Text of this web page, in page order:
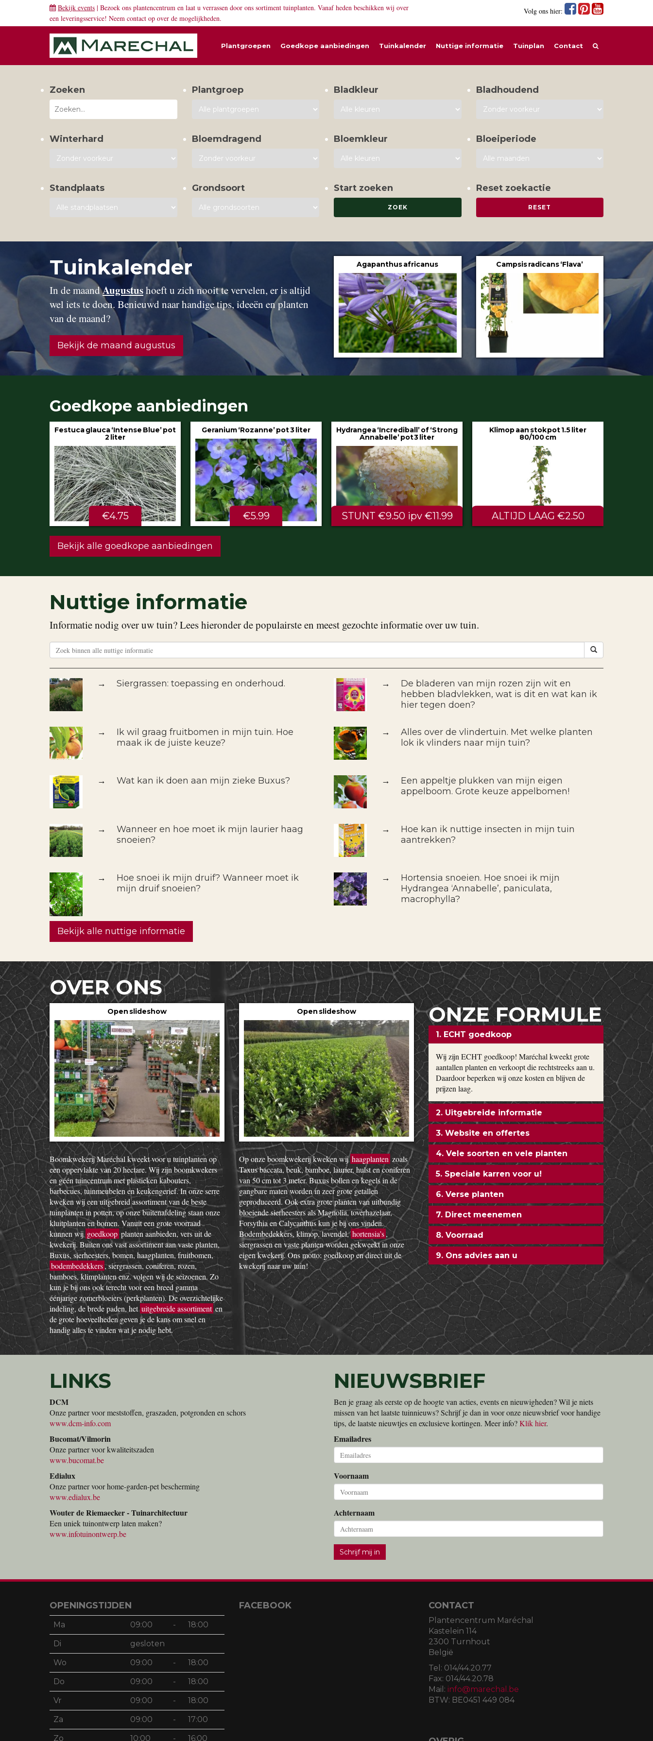
Bekijk events | Bezoek ons plantencentrum en laat u verrassen door ons sortiment tuinplanten. Vanaf heden beschikken wij over
een leveringsservice! Neem contact op over de mogelijkheden.
Volg ons hier:
Plantgroepen Goedkope aanbiedingen Tuinkalender Nuttige informatie Tuinplan Contact
Zoeken Plantgroep Bladkleur Bladhoudend
Winterhard Bloemdragend Bloemkleur Bloeiperiode
Standplaats Grondsoort Start zoeken Reset zoekactie
Tuinkalender
In de maandAugustushoeft u zich nooit te vervelen, er is altijd
wel iets te doen. Benieuwd naar handige tips, ideeën en planten
van de maand?
Bekijk de maand augustus
Agapanthus africanus Campsis radicans ‘Flava’
Goedkope aanbiedingen
Geranium ‘Rozanne’ pot 3 liter
€5.99
Hydrangea ‘Incrediball’ of ‘Strong
Annabelle’ pot 3 liter
STUNT €9.50 ipv €11.99
Klimop aan stok pot 1.5 liter
80/100 cm
ALTIJD LAAG €2.50
Hedera helix ‘Hibernica’ pot 9 cm
€0.60
Bekijk alle goedkope aanbiedingen
Nuttige informatie
Informatie nodig over uw tuin? Lees hieronder de populairste en meest gezochte informatie over uw tuin.
→ Siergrassen: toepassing en onderhoud. →
De bladeren van mijn rozen zijn wit en
hebben bladvlekken, wat is dit en wat kan ik
hier tegen doen?
→
Ik wil graag fruitbomen in mijn tuin. Hoe
maak ik de juiste keuze?
→
Alles over de vlindertuin. Met welke planten
lok ik vlinders naar mijn tuin?
→ Wat kan ik doen aan mijn zieke Buxus? →
Een appeltje plukken van mijn eigen
appelboom. Grote keuze appelbomen!
→
Wanneer en hoe moet ik mijn laurier haag
snoeien?
→
Hoe kan ik nuttige insecten in mijn tuin
aantrekken?
→
Hoe snoei ik mijn druif? Wanneer moet ik
mijn druif snoeien?
→
Hortensia snoeien. Hoe snoei ik mijn
Hydrangea ‘Annabelle’, paniculata,
macrophylla?
Bekijk alle nuttige informatie
OVER ONS
Open slideshow
Boomkwekerij Maréchal kweekt voor u tuinplanten op
een oppervlakte van 20 hectare. Wij zijn boomkwekers
en géén tuincentrum met plastieken kabouters,
barbecues, tuinmeubelen en keukengerief. In onze serre
kweken wij een uitgebreid assortiment van de beste
tuinplanten in potten, op onze buitenafdeling staan onze
kluitplanten en bomen. Vanuit een grote voorraad
kunnen wij goedkoop planten aanbieden, vers uit de
kwekerij. Buiten ons vast assortiment aan vaste planten,
Buxus, sierheesters, bomen, haagplanten, fruitbomen,
bodembedekkers, siergrassen, coniferen, rozen,
bamboes, klimplanten enz. volgen wij de seizoenen. Zo
kun je bij ons ook terecht voor een breed gamma
éénjarige zomerbloeiers (perkplanten). De overzichtelijke
indeling, de brede paden, hetuitgebreide assortimenten
de grote hoeveelheden geven je de kans om snel en
handig alles te vinden wat je nodig hebt.
Open slideshow
Op onze boomkwekerij kweken wijhaagplanten zoals
Taxus baccata, beuk, bamboe, laurier, hulst en coniferen
van 50 cm tot 3 meter. Buxus bollen en kegels in de
gangbare maten worden in zeer grote getallen
geproduceerd. Ook extra grote planten van uitbundig
bloeiende sierheesters als Magnolia, toverhazelaar,
Forsythia en Calycanthus kun je bij ons vinden.
Bodembedekkers, klimop, lavendel,hortensia’s,
siergrassen en vaste planten worden gekweekt in onze
eigen kwekerij. Ons motto: goedkoop en direct uit de
kwekerij naar uw tuin!
ONZE FORMULE
1. ECHT goedkoop
Wij zijn ECHT goedkoop! Maréchal kweekt grote
aantallen planten en verkoopt die rechtstreeks aan u.
Daardoor beperken wij onze kosten en blijven de
prijzen laag.
2. Uitgebreide informatie
3. Website en offertes
4. Vele soorten en vele planten
5. Speciale karren voor u!
6. Verse planten
7. Direct meenemen
8. Voorraad
9. Ons advies aan u
LINKS
DCM
Onze partner voor meststoffen, graszaden, potgronden en schors
www.dcm-info.com
Bucomat/Vilmorin
Onze partner voor kwaliteitszaden
www.bucomat.be
Edialux
Onze partner voor home-garden-pet bescherming
www.edialux.be
Wouter de Riemaecker - Tuinarchitectuur
Een uniek tuinontwerp laten maken?
www.infotuinontwerp.be
NIEUWSBRIEF
Ben je graag als eerste op de hoogte van acties, events en nieuwigheden? Wil je niets
missen van het laatste tuinnieuws? Schrijf je dan in voor onze nieuwsbrief voor handige
tips, de laatste nieuwtjes en exclusieve kortingen. Meer info?Klik hier.
Emailadres
Voornaam
Achternaam
Schrijf mij in
OPENINGSTIJDEN
Ma 09:00 - 18:00
Di gesloten
Wo 09:00 - 18:00
Do 09:00 - 18:00
Vr 09:00 - 18:00
Za 09:00 - 17:00
Zo 10:00 - 16:00
FACEBOOK CONTACT
Plantencentrum Maréchal
Kastelein 114
2300 Turnhout
België
Tel: 014/44.20.77
Fax: 014/44.20.78
Mail: info@marechal.be
BTW: BE0451 449 084